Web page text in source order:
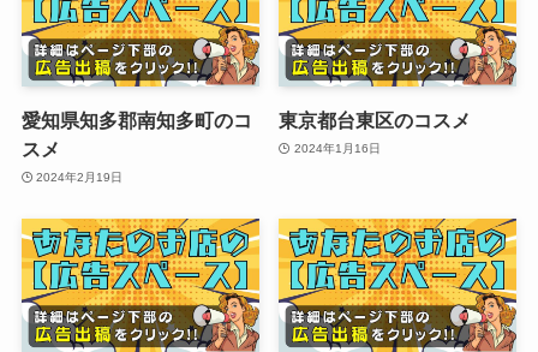
愛知県知多郡南知多町のコ
スメ
2024年2月19日
東京都台東区のコスメ
2024年1月16日